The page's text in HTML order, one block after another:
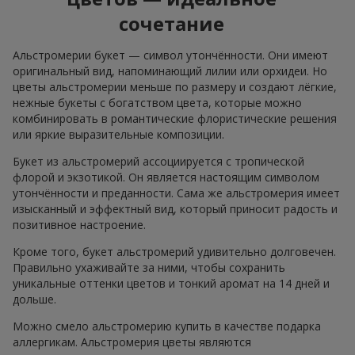
сочетание
Альстромерии букет — символ утончённости. Они имеют
оригинальный вид, напоминающий лилии или орхидеи. Но
цветы альстромерии меньше по размеру и создают лёгкие,
нежные букеты с богатством цвета, которые можно
комбинировать в романтические флористические решения
или яркие выразительные композиции.
Букет из альстромерий ассоциируется с тропической
флорой и экзотикой. Он является настоящим символом
утончённости и преданности. Сама же альстромерия имеет
изысканный и эффектный вид, который приносит радость и
позитивное настроение.
Кроме того, букет альстромерий удивительно долговечен.
Правильно ухаживайте за ними, чтобы сохранить
уникальные оттенки цветов и тонкий аромат на 14 дней и
дольше.
Можно смело альстромерию купить в качестве подарка
аллергикам. Альстромерия цветы являются